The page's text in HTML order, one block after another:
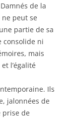
de la
ne peut se
partie de sa
consolide ni
mais
l’égalité
Ils
jalonnées de
prise de